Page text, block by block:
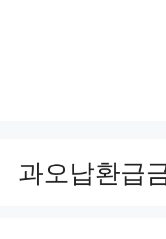
과오납환급